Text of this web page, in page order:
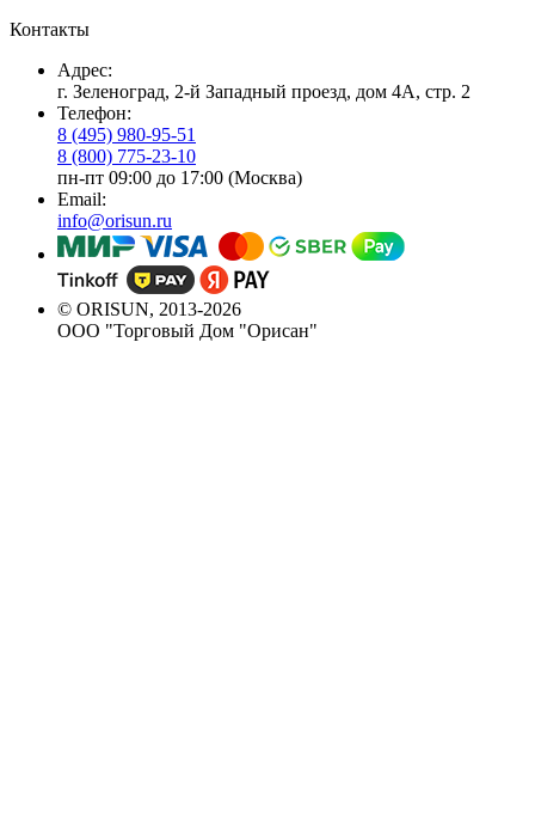
Контакты
Адрес:
г. Зеленоград, 2-й Западный проезд, дом 4А, стр. 2
Телефон:
8 (495) 980-95-51
8 (800) 775-23-10
пн-пт 09:00 до 17:00 (Москва)
Email:
info@orisun.ru
© ORISUN, 2013-2026
ООО "Торговый Дом "Орисан"